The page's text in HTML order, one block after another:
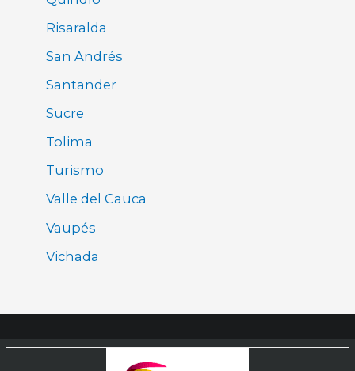
Risaralda
San Andrés
Santander
Sucre
Tolima
Turismo
Valle del Cauca
Vaupés
Vichada